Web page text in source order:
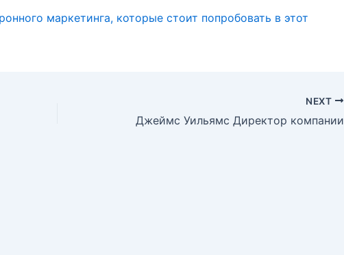
маркетинга, которые стоит попробовать в этот
NEXT
Джеймс Уильямс Директор компании